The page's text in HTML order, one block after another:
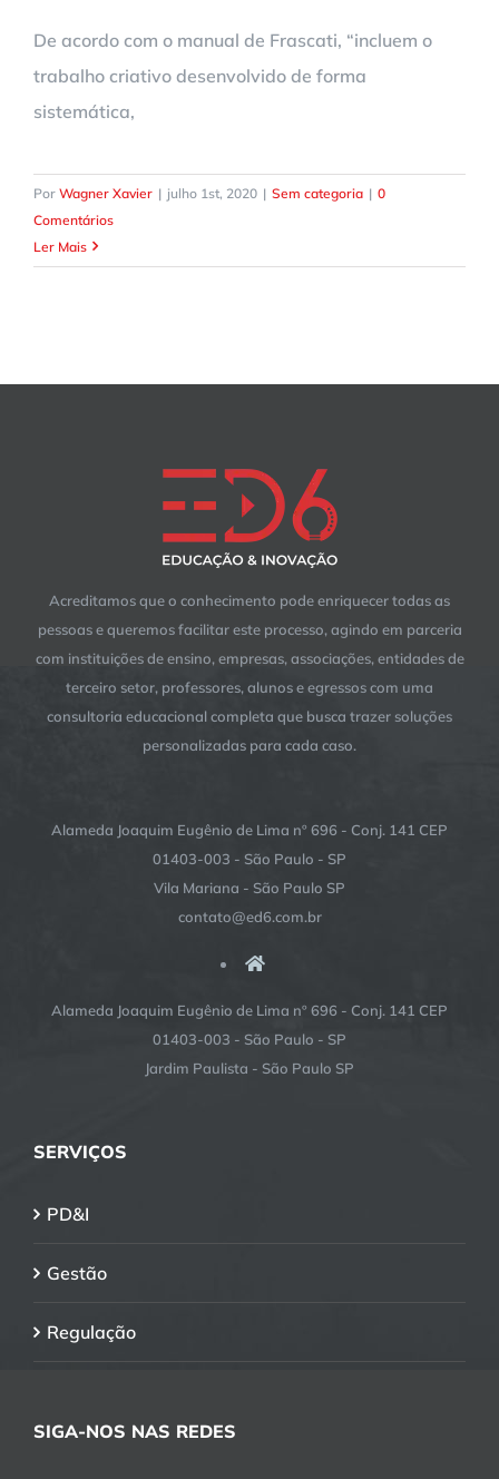
De acordo com o manual de Frascati, “incluem o
trabalho criativo desenvolvido de forma
sistemática,
Por Wagner Xavier | julho 1st, 2020 | Sem categoria | 0
Comentários
Ler Mais
Acreditamos que o conhecimento pode enriquecer todas as
pessoas e queremos facilitar este processo, agindo em parceria
com instituições de ensino, empresas, associações, entidades de
terceiro setor, professores, alunos e egressos com uma
consultoria educacional completa que busca trazer soluções
personalizadas para cada caso.
Alameda Joaquim Eugênio de Lima nº 696 - Conj. 141 CEP
01403-003 - São Paulo - SP
Vila Mariana - São Paulo SP
contato@ed6.com.br
Alameda Joaquim Eugênio de Lima nº 696 - Conj. 141 CEP
01403-003 - São Paulo - SP
Jardim Paulista - São Paulo SP
SERVIÇOS
PD&I
Gestão
Regulação
SIGA-NOS NAS REDES